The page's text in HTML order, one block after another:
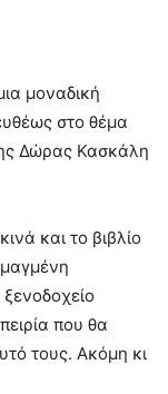
μοναδική
στο θέμα
Δώρας Κασκάλη
και το βιβλίο
που θα
τους. Ακόμη κι